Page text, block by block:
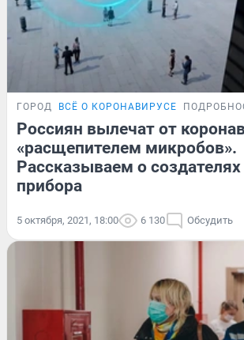
ГОРОД ВСЁ О КОРОНАВИРУСЕ
Россиян вылечат от
«расщепителем микробов».
Рассказываем о
прибора
5 октября, 2021, 18:00 6 130 Обсудить